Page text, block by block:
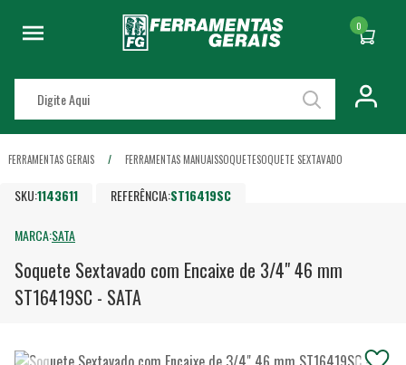
0
FERRAMENTAS GERAIS FERRAMENTAS MANUAISSOQUETESOQUETE SEXTAVADO
SKU:1143611 REFERÊNCIA:ST16419SC
MARCA:SATA
Soquete Sextavado com Encaixe de 3/4" 46 mm
ST16419SC - SATA